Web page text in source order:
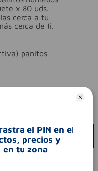
x 80 uds.
cerca a tu
cerca de ti.
panitos
el PIN en el
precios y
en tu zona